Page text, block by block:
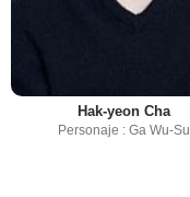
Hak-yeon Cha
Personaje : Ga Wu-Su